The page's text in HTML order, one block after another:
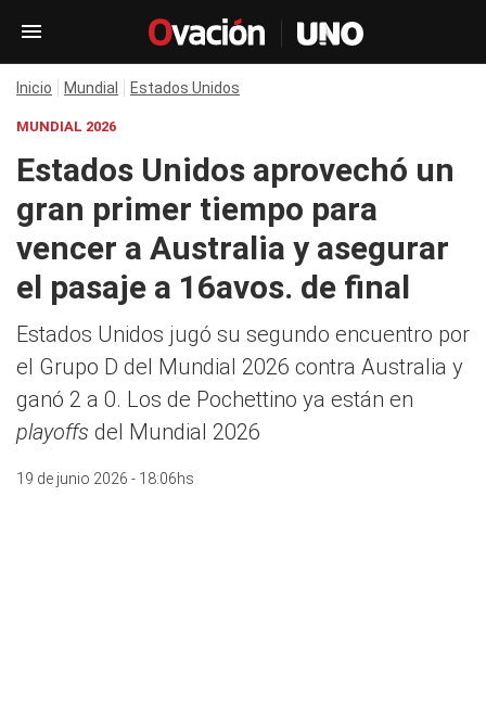
Inicio Mundial Estados Unidos
MUNDIAL 2026
Estados Unidos aprovechó un
gran primer tiempo para
vencer a Australia y asegurar
el pasaje a 16avos. de final
Estados Unidos jugó su segundo encuentro por
el Grupo D del Mundial 2026 contra Australia y
ganó 2 a 0. Los de Pochettino ya están en
playoffs del Mundial 2026
19 de junio 2026 - 18:06hs